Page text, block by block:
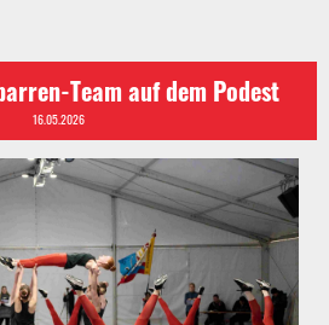
Team auf dem Podest
16.05.2026